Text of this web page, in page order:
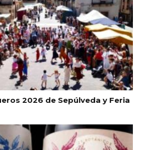
2026 de Sepúlveda y Feria
la musealización de los
de Santiago Apóstol